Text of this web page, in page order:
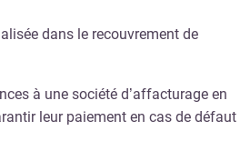
dans le recouvrement de
à une société d’affacturage en
leur paiement en cas de défaut